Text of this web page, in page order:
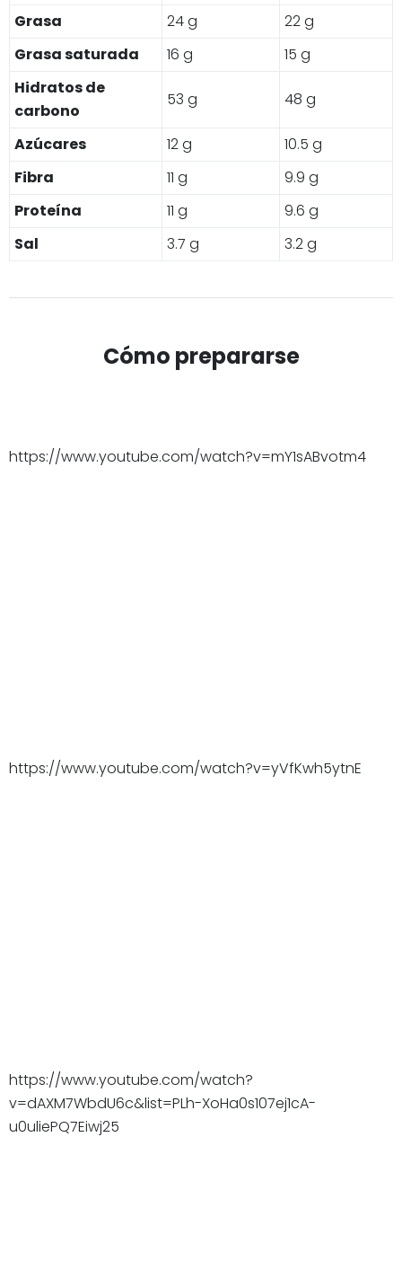
Grasa
24 g
22 g
Grasa saturada
16 g
15 g
Hidratos de
carbono
53 g 48 g
Azúcares 12 g
10.5 g
Fibra
11 g
9.9 g
Proteína
11 g
9.6 g
Sal
3.7 g 3.2 g
Cómo prepararse
https://www.youtube.com/watch?v=mY1sABvotm4
https://www.youtube.com/watch?v=yVfKwh5ytnE
https://www.youtube.com/watch?
v=dAXM7WbdU6c&list=PLh-XoHa0s107ej1cA-
u0uliePQ7Eiwj25